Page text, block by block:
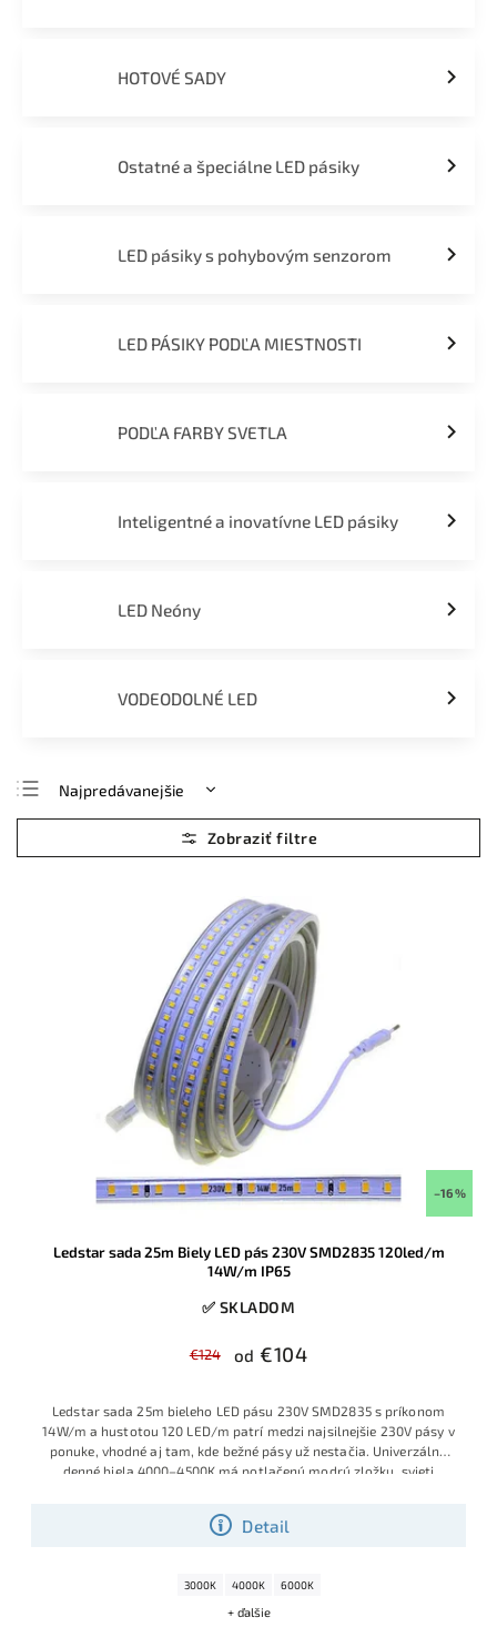
HOTOVÉ SADY
Ostatné a špeciálne LED pásiky
LED pásiky s pohybovým senzorom
LED PÁSIKY PODĽA MIESTNOSTI
PODĽA FARBY SVETLA
Inteligentné a inovatívne LED pásiky
LED Neóny
VODEODOLNÉ LED
Najpredávanejšie
Najlacnejšie
Najdrahšie
–16 %
Ledstar sada 25m Biely LED pás 230V SMD2835 120led/m
14W/m IP65
✅ SKLADOM
€124 od €104
Detail
Ledstar sada 25m bieleho LED pásu 230V SMD2835 s príkonom
14W/m a hustotou 120 LED/m patrí medzi najsilnejšie 230V pásy v
ponuke, vhodné aj tam, kde bežné pásy už nestačia. Univerzálna
denné biela 4000–4500K má potlačenú modrú zložku, svieti
pripravený na okamžité použitie – prípadne ho môžete podľa
potreby skracovať po každých 20 cm.
3000K 4000K 6000K
+ ďalšie